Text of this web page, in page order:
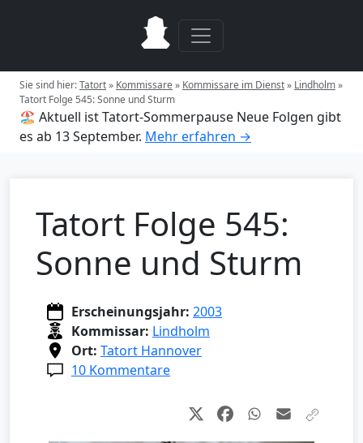
Sie sind hier:Tatort» Kommissare» Kommissare im Dienst» Lindholm»
Tatort Folge 545: Sonne und Sturm
🏖️ Aktuell ist Tatort-Sommerpause Neue Folgen gibt
es ab 13 September. Mehr erfahren →
Tatort Folge 545:
Sonne und Sturm
Erscheinungsjahr: 2003
Kommissar: Lindholm
Ort: Tatort Hannover
10 Kommentare